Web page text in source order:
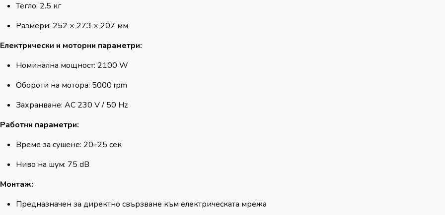
Тегло: 2.5 кг
Размери: 252 × 273 × 207 мм
Електрически и моторни параметри:
Номинална мощност: 2100 W
Обороти на мотора: 5000 rpm
Захранване: AC 230 V / 50 Hz
Работни параметри:
Време за сушене: 20–25 сек
Ниво на шум: 75 dB
Монтаж:
Предназначен за директно свързване към електрическата мрежа